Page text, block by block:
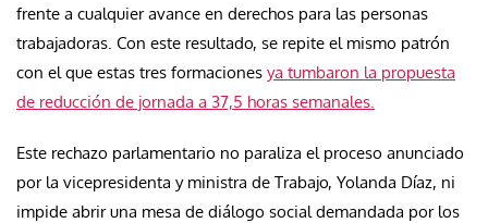
frente a cualquier avance en derechos para las personas
trabajadoras. Con este resultado, se repite el mismo patrón
con el que estas tres formaciones ya tumbaron la propuesta
de reducción de jornada a 37,5 horas semanales.
Este rechazo parlamentario no paraliza el proceso anunciado
por la vicepresidenta y ministra de Trabajo, Yolanda Díaz, ni
impide abrir una mesa de diálogo social demandada por los